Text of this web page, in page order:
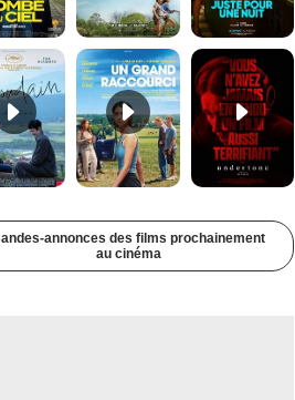
Soudain Bande-annonce VF STFR Un grand raccourci Bande-annonce VF
annonces des films prochainement
au cinéma